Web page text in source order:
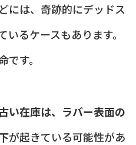
には、奇跡的にデッドス
いるケースもあります。
す。
い在庫は、ラバー表面の
が起きている可能性があ